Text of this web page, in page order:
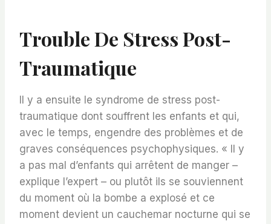
Trouble De Stress Post-
Traumatique
Il y a ensuite le syndrome de stress post-
traumatique dont souffrent les enfants et qui,
avec le temps, engendre des problèmes et de
graves conséquences psychophysiques. « Il y
a pas mal d’enfants qui arrêtent de manger –
explique l’expert – ou plutôt ils se souviennent
du moment où la bombe a explosé et ce
moment devient un cauchemar nocturne qui se